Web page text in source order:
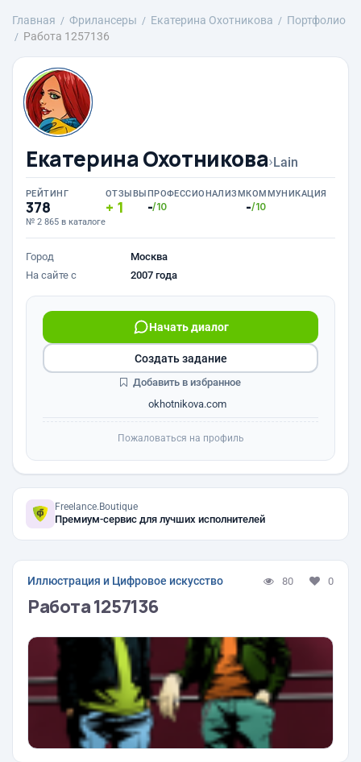
Главная Фрилансеры Екатерина Охотникова
Портфолио
Работа 1257136
Екатерина Охотникова›Lain
РЕЙТИНГ
378
№ 2 865 в каталоге
ОТЗЫВЫ
1
ПРОФЕССИОНАЛИЗМ
-/10
КОММУНИКАЦИЯ
-/10
Город
Москва
На сайте с
2007 года
Начать диалог
okhotnikova.com
Создать задание
Добавить в избранное
Пожаловаться на профиль
Freelance.Boutique
Премиум-сервис для лучших исполнителей
Иллюстрация и Цифровое искусство 80 0
Работа 1257136